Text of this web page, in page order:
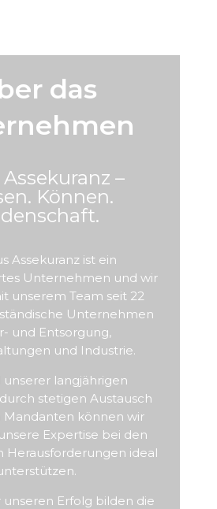
das
–
Können.
Assekuranz ist ein
Unternehmen und wir
unserem Team seit 22
Unternehmen
und Entsorgung,
und Industrie.
langjährigen
stetigen Austausch
Mandanten können wir
Expertise bei den
Herausforderungen ideal
unseren Erfolg bilden die